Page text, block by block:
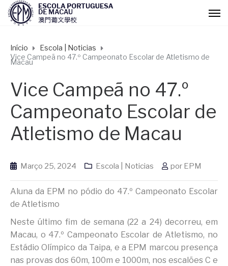
Início
Escola | Noticias
Vice Campeã no 47.º Campeonato Escolar de Atletismo de
Macau
Vice Campeã no 47.º
Campeonato Escolar de
Atletismo de Macau
Março 25, 2024 Escola | Noticias por EPM
Aluna da EPM no pódio do 47.º Campeonato Escolar
de Atletismo
Neste último fim de semana (22 a 24) decorreu, em
Macau, o 47.º Campeonato Escolar de Atletismo, no
Estádio Olímpico da Taipa, e a EPM marcou presença
nas provas dos 60m, 100m e 1000m, nos escalões C e